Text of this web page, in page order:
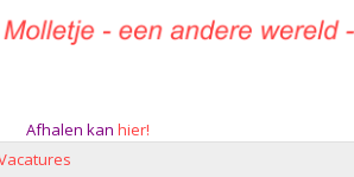
Afhalen kan hier!